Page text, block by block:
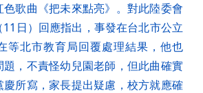
歌曲《把未來點亮》。對此陸委會
日）回應指出，事發在台北市公立
等北市教育局回覆處理結果，他也
，不責怪幼兒園老師，但此曲確實
所寫，家長提出疑慮，校方就應確